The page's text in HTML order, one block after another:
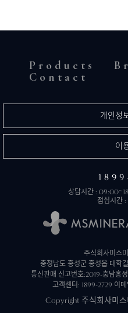
Products
Contact
개인정
이
상담시간 :
점심시간
주식회사미스
충청남도 홍성군 홍성읍 대학
통신판매 신고번호:2019-충남홍
고객센터: 1899-2729 이
Copyright 주식회사미